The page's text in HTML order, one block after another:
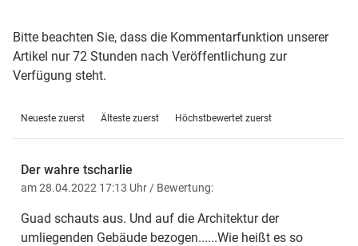
Bitte beachten Sie, dass die Kommentarfunktion unserer
Artikel nur 72 Stunden nach Veröffentlichung zur
Verfügung steht.
Neueste zuerst Älteste zuerst Höchstbewertet zuerst
Der wahre tscharlie
am 28.04.2022 17:13 Uhr / Bewertung:
Guad schauts aus. Und auf die Architektur der
umliegenden Gebäude bezogen......Wie heißt es so